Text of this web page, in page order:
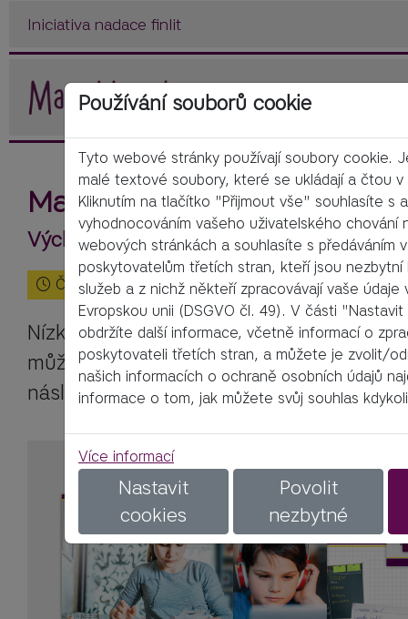
Iniciativa nadace finlit
ManoMoneta
Výchova k lepší finanční gramotnosti
Čas čtení:2 Minuty
Nízká finanční gramotnost je
může vyústit ve špatná finanční
následkem je například předlužení.
Používání souborů cookie
Tyto webové stránky používají soubory cookie.
malé textové soubory, které se ukládají a čtou
Kliknutím na tlačítko "Přijmout vše" souhlasíte s
vyhodnocováním vašeho uživatelského chování
webových stránkách a souhlasíte s předáváním
poskytovatelům třetích stran, kteří jsou nezbytní
služeb a z nichž někteří zpracovávají vaše údaje
Evropskou unii (DSGVO čl. 49). V části
obdržíte další informace, včetně informací o
poskytovateli třetích stran, a můžete je zvolit/
našich informacích o ochraně osobních údajů
informace o tom, jak můžete svůj souhlas
Více informací
Nastavit
cookies
Povolit
nezbytné